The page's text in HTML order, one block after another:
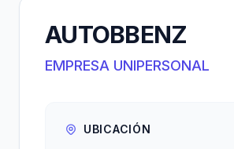
AUTOBBENZ
EMPRESA UNIPERSONAL
UBICACIÓN